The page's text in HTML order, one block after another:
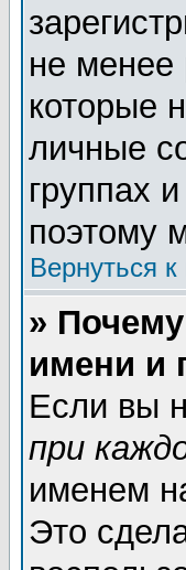
не менее
которые
личные
группах
поэтому
Вернуться к
»
имени и
Если вы
при
именем
Это